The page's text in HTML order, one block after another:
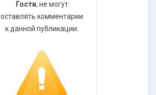
Гости, не могут
оставлять комментарии
к данной публикации.